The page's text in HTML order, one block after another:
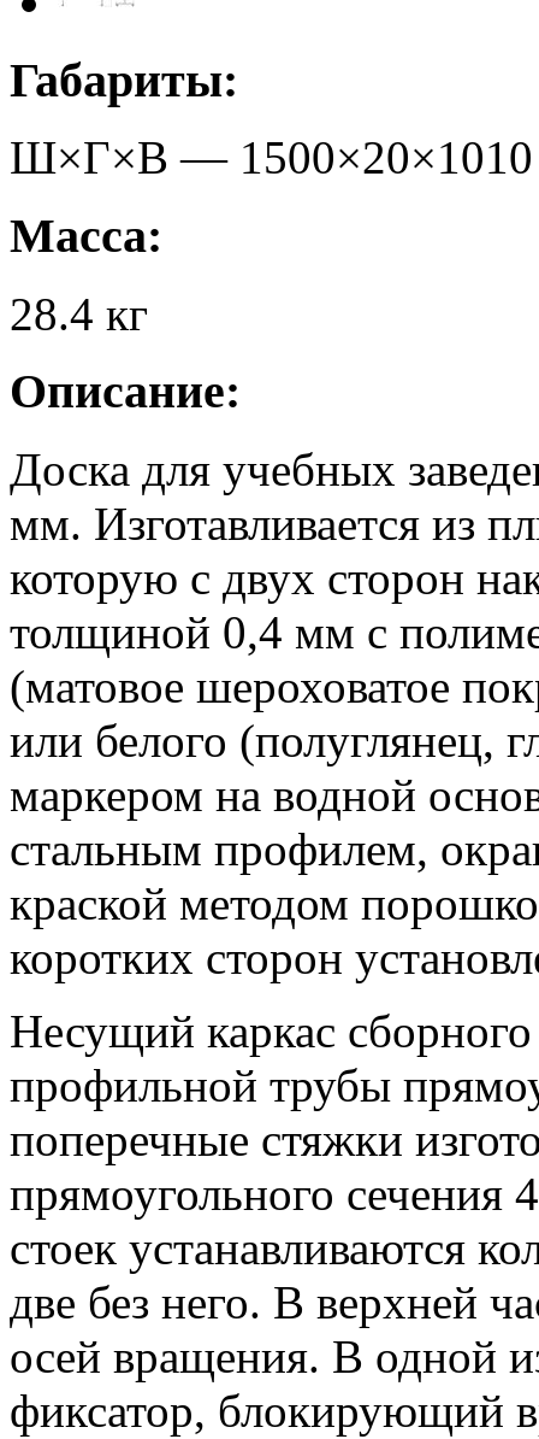
Габариты:
Ш×Г×В — 1500×20×1010
Масса:
28.4 кг
Описание:
Доска для учебных
мм. Изготавливается
которую с двух сторон
толщиной 0,4 мм с
(матовое шероховатое
или белого (полуглянец,
маркером на водной
стальным профилем,
краской методом
коротких сторон
Несущий каркас сборного
профильной трубы
поперечные стяжки
прямоугольного
стоек устанавливаются
две без него. В верхней
осей вращения. В одной
фиксатор, блокирующий